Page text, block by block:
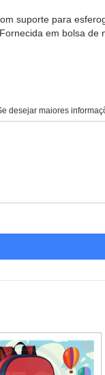
suporte para
em bolsa de
desejar maiores